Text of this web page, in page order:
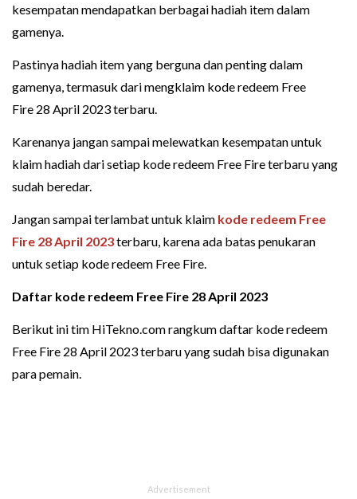
kesempatan mendapatkan berbagai hadiah item dalam
gamenya.
Pastinya hadiah item yang berguna dan penting dalam
gamenya, termasuk dari mengklaim kode redeem Free
Fire 28 April 2023 terbaru.
Karenanya jangan sampai melewatkan kesempatan untuk
klaim hadiah dari setiap kode redeem Free Fire terbaru yang
sudah beredar.
Jangan sampai terlambat untuk klaim kode redeem Free
Fire 28 April 2023terbaru, karena ada batas penukaran
untuk setiap kode redeem Free Fire.
Daftar kode redeem Free Fire 28 April 2023
Berikut ini tim HiTekno.com rangkum daftar kode redeem
Free Fire 28 April 2023 terbaru yang sudah bisa digunakan
para pemain.